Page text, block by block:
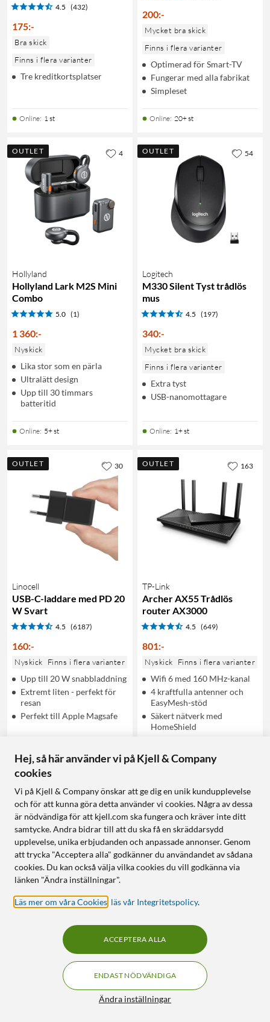
4.5 (432)
175:-
Bra skick
Finns i flera varianter
Tre kreditkortsplatser
Online: 1 st
200:-
Mycket bra skick
Finns i flera varianter
Optimerad för Smart-TV
Fungerar med alla fabrikat
Simpleset
Online: 20+ st
OUTLET
Hollyland
Hollyland Lark M2S Mini
Combo
5.0 (1)
1 360:-
Nyskick
Lika stor som en pärla
Ultralätt design
Upp till 30 timmars
batteritid
Online: 5+ st
4 OUTLET
Logitech
M330 Silent Tyst trådlös
mus
4.5 (197)
340:-
Mycket bra skick
Finns i flera varianter
Extra tyst
USB-nanomottagare
Online: 1+ st
54
OUTLET
Linocell
USB-C-laddare med PD 20
W Svart
4.5 (6187)
160:-
Nyskick Finns i flera varianter
Upp till 20 W snabbladdning
Extremt liten - perfekt för
resan
Perfekt till Apple Magsafe
Online 20+ st
30 OUTLET
TP-Link
Archer AX55 Trådlös
router AX3000
4.5 (649)
801:-
Nyskick Finns i flera varianter
Wifi 6 med 160 MHz-kanal
4 kraftfulla antenner och
EasyMesh-stöd
Säkert nätverk med
HomeShield
Online 1+ st
163
OUTLET
STRONG
TV-mediaspelare
4.0
Bluetooth – kräver ingen fri
7 OUTLET
Linocell
(3380)
135:-
Mycket bra skick
Finns i flera varianter
125
Hej, så här använder vi på Kjell & Company
cookies
Vi på Kjell & Company önskar att ge dig en unik kundupplevelse
och för att kunna göra detta använder vi cookies. Några av dessa
är nödvändiga för att kjell.com ska fungera och kräver inte ditt
samtycke. Andra bidrar till att du ska få en skräddarsydd
upplevelse, unika erbjudanden och anpassade annonser. Genom
att trycka "Acceptera alla" godkänner du användandet av sådana
cookies. Du kan också välja vilka cookies du vill godkänna via
länken "Ändra inställningar".
Läs mer om våra Cookies läs vår Integritetspolicy.
Ändra inställningar
ENDAST NÖDVÄNDIGA
ACCEPTERA ALLA